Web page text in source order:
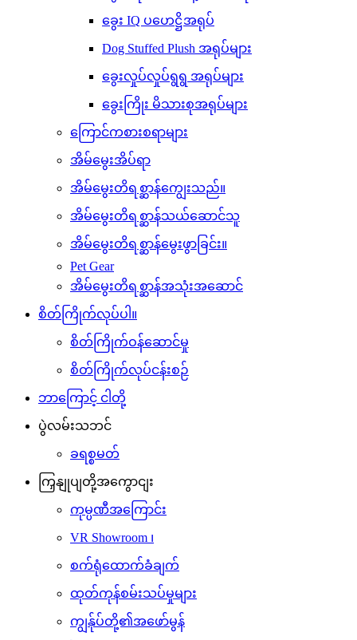
ခွေး IQ ပဟေဋ္ဌိအရုပ်
Dog Stuffed Plush အရုပ်များ
ခွေးလှုပ်လှုပ်ရွရွ အရုပ်များ
ခွေးကြိုး မိသားစုအရုပ်များ
ကြောင်ကစားစရာများ
အိမ်မွေးအိပ်ရာ
အိမ်မွေးတိရစ္ဆာန်ကျွေးသည်။
အိမ်မွေးတိရစ္ဆာန်သယ်ဆောင်သူ
အိမ်မွေးတိရစ္ဆာန်မွေးဖွာခြင်း။
Pet Gear
အိမ်မွေးတိရစ္ဆာန်အသုံးအဆောင်
စိတ်ကြိုက်လုပ်ပါ။
စိတ်ကြိုက်ဝန်ဆောင်မှု
စိတ်ကြိုက်လုပ်ငန်းစဉ်
ဘာကြောင့် ငါတို့
ပွဲလမ်းသဘင်
ခရစ္စမတ်
ကြှနျုပျတို့အကွောငျး
ကုမ္ပဏီအကြောင်း
VR Showroom ၊
စက်ရုံထောက်ခံချက်
ထုတ်ကုန်စမ်းသပ်မှုများ
ကျွန်ုပ်တို့၏အဖော်မွန်